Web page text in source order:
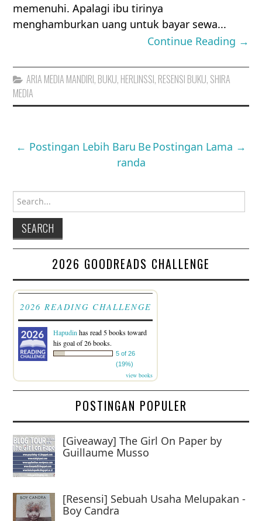
memenuhi. Apalagi ibu tirinya
menghamburkan uang untuk bayar sewa...
Continue Reading →
ARIA MEDIA MANDIRI, BUKU, HERLINSSI, RESENSI BUKU, SHIRA
MEDIA
← Postingan Lebih Baru Postingan Lama →
Be
randa
Search for:
2026 GOODREADS CHALLENGE
2026 READING CHALLENGE
Hapudin has read 5 books toward
his goal of 26 books.
5 of 26
(19%)
view books
POSTINGAN POPULER
[Giveaway] The Girl On Paper by
Guillaume Musso
[Resensi] Sebuah Usaha Melupakan -
Boy Candra